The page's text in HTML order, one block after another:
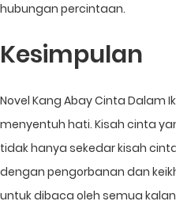
hubungan percintaan.
Kesimpulan
Novel Kang Abay Cinta Dalam
menyentuh hati. Kisah cinta
tidak hanya sekedar kisah
dengan pengorbanan dan
untuk dibaca oleh semua